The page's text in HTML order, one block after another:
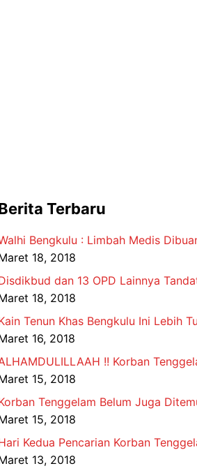
Terbaru
Bengkulu : Limbah Medis
18, 2018
dan 13 OPD Lainnya
18, 2018
Tenun Khas Bengkulu Ini Lebih
16, 2018
!! Korban
15, 2018
Tenggelam Belum Juga
15, 2018
Kedua Pencarian Korban
13, 2018